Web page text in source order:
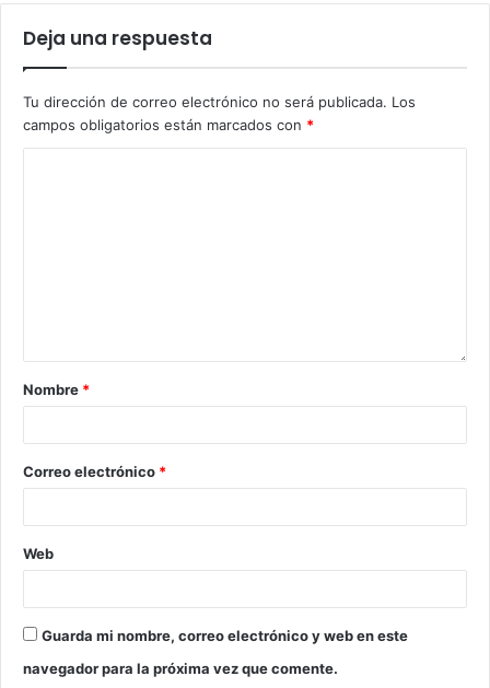
Deja una respuesta
Tu dirección de correo electrónico no será publicada. Los
campos obligatorios están marcados con *
Nombre *
Correo electrónico *
Web
Guarda mi nombre, correo electrónico y web en este
navegador para la próxima vez que comente.